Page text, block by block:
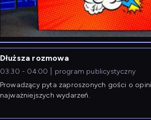
Dłuższa rozmowa
03:30 - 04:00
program publicystyczny
Prowadzący pyta zaproszonych gości o
najważniejszych wydarzeń.